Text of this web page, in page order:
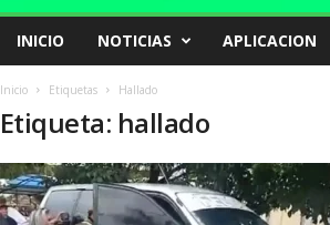
INICIO NOTICIAS APLICACION
Inicio Etiquetas Hallado
Etiqueta: hallado